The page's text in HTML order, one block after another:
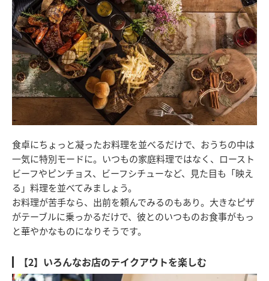
食卓にちょっと凝ったお料理を並べるだけで、おうちの中は
一気に特別モードに。いつもの家庭料理ではなく、ロースト
ビーフやピンチョス、ビーフシチューなど、見た目も「映え
る」料理を並べてみましょう。
お料理が苦手なら、出前を頼んでみるのもあり。大きなピザ
がテーブルに乗っかるだけで、彼とのいつものお食事がもっ
と華やかなものになりそうです。
【2】いろんなお店のテイクアウトを楽しむ